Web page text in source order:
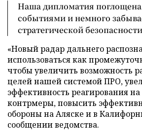
Наша дипломатия
событиями и немного
стратегической безопасности
«Новый радар дальнего
использоваться как
чтобы увеличить возможность
целей нашей системой ПРО,
эффективность реагирования
контрмеры, повысить
обороны на Аляске и в
сообщении ведомства.